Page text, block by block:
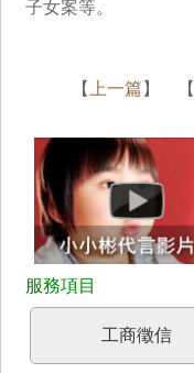
子女案等。
【 上一篇 】 【
工商徵信